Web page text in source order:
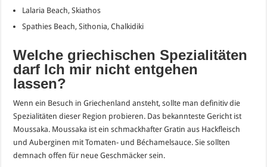
Lalaria Beach, Skiathos
Spathies Beach, Sithonia, Chalkidiki
Welche griechischen Spezialitäten
darf Ich mir nicht entgehen
lassen?
Wenn ein Besuch in Griechenland ansteht, sollte man definitiv die
Spezialitäten dieser Region probieren. Das bekannteste Gericht ist
Moussaka. Moussaka ist ein schmackhafter Gratin aus Hackfleisch
und Auberginen mit Tomaten- und Béchamelsauce. Sie sollten
demnach offen für neue Geschmäcker sein.